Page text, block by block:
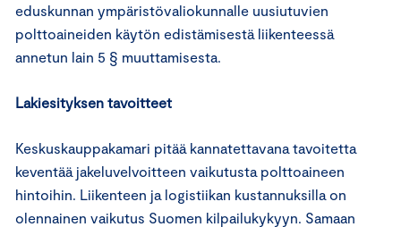
eduskunnan ympäristövaliokunnalle uusiutuvien
polttoaineiden käytön edistämisestä liikenteessä
annetun lain 5 § muuttamisesta.
Lakiesityksen tavoitteet
Keskuskauppakamari pitää kannatettavana tavoitetta
keventää jakeluvelvoitteen vaikutusta polttoaineen
hintoihin. Liikenteen ja logistiikan kustannuksilla on
olennainen vaikutus Suomen kilpailukykyyn. Samaan